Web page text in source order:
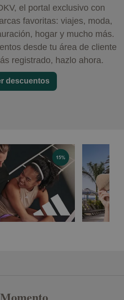
el portal exclusivo con
favoritas: viajes, moda,
hogar y mucho más.
desde tu área de cliente
registrado, hazlo ahora.
descuentos